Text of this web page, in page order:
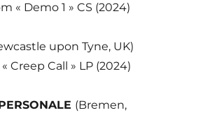
« Demo 1 » CS (2024)
upon Tyne, UK)
Creep Call » LP (2024)
(Bremen,